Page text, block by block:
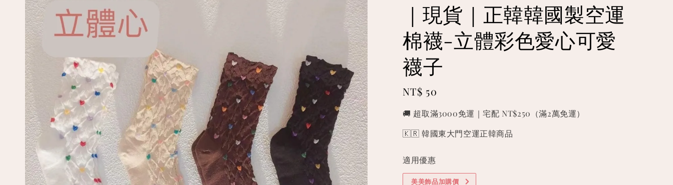
｜現貨｜正韓韓國製空運
棉襪-立體彩色愛心可愛
襪子
Regular
NT$ 50
🚚 超取滿3000免運｜宅配 NT$250（滿2萬免運）
🇰🇷 韓國東大門空運正韓商品
適用優惠
美美飾品加購價